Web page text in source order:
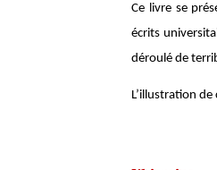
Ce livre se
écrits
déroulé de
L’illustration